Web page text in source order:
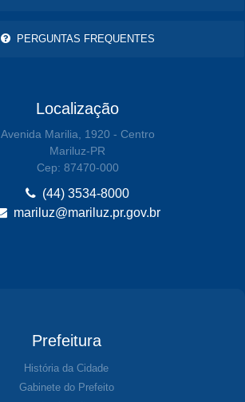
PERGUNTAS FREQUENTES
Localização
Avenida Marilia, 1920 - Centro
Mariluz-PR
Cep: 87470-000
(44) 3534-8000
mariluz@mariluz.pr.gov.br
Prefeitura
História da Cidade
Gabinete do Prefeito